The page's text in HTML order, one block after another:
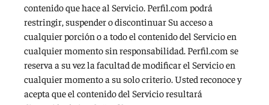
contenido que hace al Servicio. Perfil.com podrá
restringir, suspender o discontinuar Su acceso a
cualquier porción o a todo el contenido del Servicio en
cualquier momento sin responsabilidad. Perfil.com se
reserva a su vez la facultad de modificar el Servicio en
cualquier momento a su solo criterio. Usted reconoce y
acepta que el contenido del Servicio resultará